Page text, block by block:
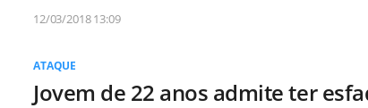
12/03/2018 13:09
ATAQUE
Jovem de 22 anos admite ter